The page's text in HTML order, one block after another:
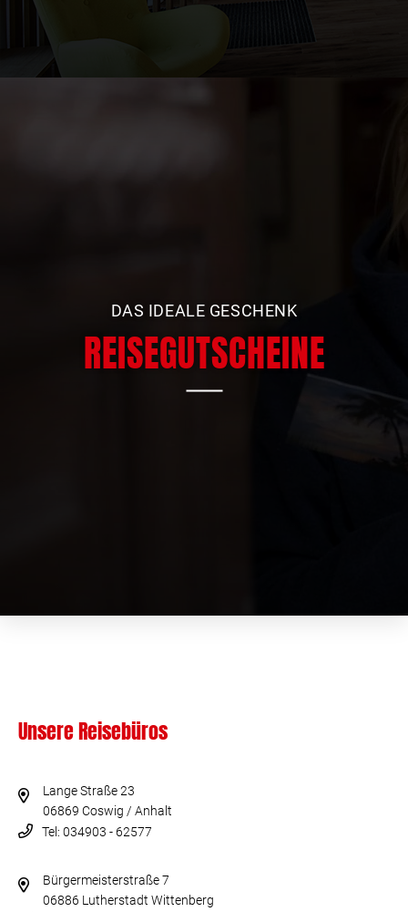
DAS IDEALE GESCHENK
REISEGUTSCHEINE
Unsere Reisebüros
Lange Straße 23
06869 Coswig / Anhalt
Tel: 034903 - 62577
Bürgermeisterstraße 7
06886 Lutherstadt Wittenberg